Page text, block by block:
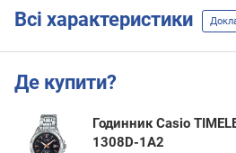
Всі характеристики
Де купити?
Годинник Casio
1308D-1A2